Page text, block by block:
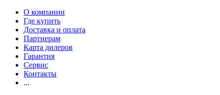
О компании
Где купить
Доставка и оплата
Партнерам
Карта дилеров
Гарантия
Сервис
Контакты
...